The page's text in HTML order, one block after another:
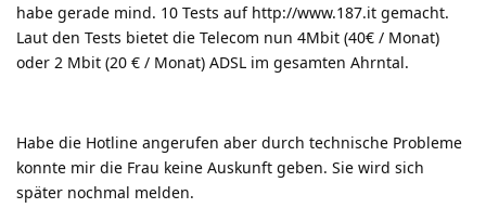
habe gerade mind. 10 Tests auf http://www.187.it gemacht.
Laut den Tests bietet die Telecom nun 4Mbit (40€ / Monat)
oder 2 Mbit (20 € / Monat) ADSL im gesamten Ahrntal.
Habe die Hotline angerufen aber durch technische Probleme
konnte mir die Frau keine Auskunft geben. Sie wird sich
später nochmal melden.